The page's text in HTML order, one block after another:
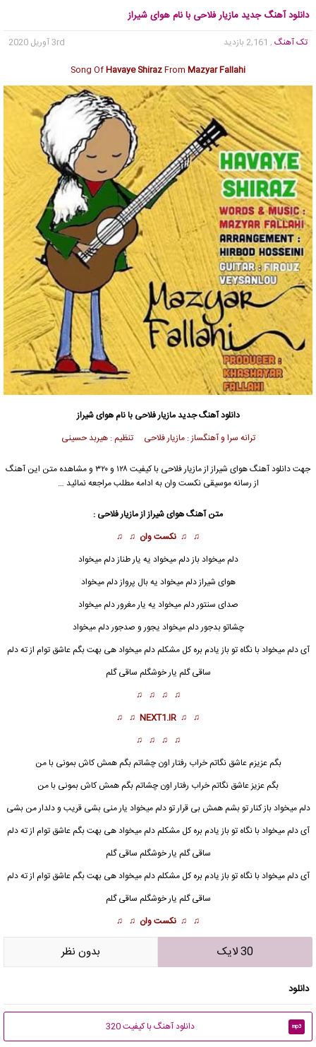
دانلود آهنگ جدید مازیار فلاحی با نام هوای شیراز
تک آهنگ , 2,161 بازدید
3rd آوریل 2020
Song OfHavaye ShirazFrom Mazyar Fallahi
دانلود آهنگ جدیدمازیار فلاحی با نام هوای شیراز
ترانه سرا و آهنگساز : مازیار فلاحی تنظیم : هیربد حسینی
جهت دانلود آهنگ هوای شیراز از مازیار فلاحی با کیفیت ۱۲۸ و ۳۲۰ و مشاهده متن این آهنگ
از رسانه موسیقی نکست وان به ادامه مطلب مراجعه نمائید …
متن آهنگهوای شیرازاز مازیار فلاحی :
♫ ♫ نکست وان ♫ ♫
دلم میخواد باز دلم میخواد یه یار طناز دلم میخواد
هوای شیرازدلم میخواد یه بال پرواز دلم میخواد
صدای سنتور دلم میخواد یه یار مغرور دلم میخواد
چشاتو بدجور دلم میخواد یجور و صدجور دلم میخواد
آی دلم میخواد با نگاه تو باز یادم بره کل مشکلم دلم میخواد هی بهت بگم عاشق توام از ته دلم
ساقی گلم یار خوشگلم ساقی گلم
♫ ♫ ♫ ♫
♫ ♫
NEXT1.IR
♫ ♫
♫ ♫ ♫ ♫
بگم عزیزم عاشق نگاتم خراب رفتار اون چشاتم بگم همش کاش بمونی با من
بگم عزیز عاشق نگاتم خراب رفتار اون چشاتم بگم همش کاش بمونی با من
دلم میخواد باز کنار تو بشم همش بی قرار تو دلم میخواد یار منی بشی قریب و دلدار من بشی
آی دلم میخواد با نگاه تو باز یادم بره کل مشکلم دلم میخواد هی بهت بگم عاشق توام از ته دلم
ساقی گلم یار خوشگلم ساقی گلم
آی دلم میخواد با نگاه تو باز یادم بره کل مشکلم دلم میخواد هی بهت بگم عاشق توام از ته دلم
ساقی گلم یار خوشگلم ساقی گلم
♫ ♫ نکست وان ♫ ♫
30 لایک بدون نظر
دانلود
mp3 دانلود آهنگ با کیفیت 320